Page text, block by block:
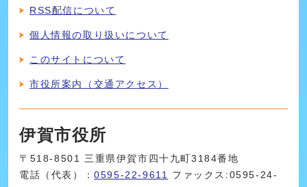
RSS配信について
個人情報の取り扱いについて
このサイトについて
市役所案内（交通アクセス）
伊賀市役所
〒518-8501 三重県伊賀市四十九町3184番地
電話（代表）：0595-22-9611
ファックス:0595-24-